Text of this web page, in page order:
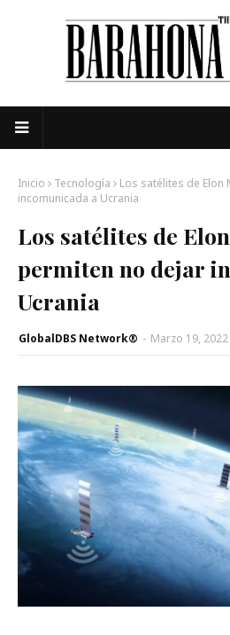
Inicio Tecnología
Los satélites de
incomunicada a Ucrania
Los satélites de
permiten no dejar
Ucrania
GlobalDBS Network® - Marzo 19, 2022